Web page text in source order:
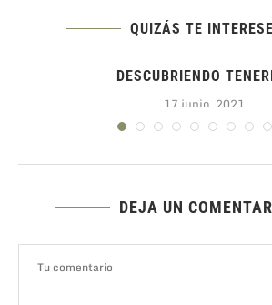
QUIZÁS TE
DESCUBRIENDO
17 junio, 2021
DEJA UN